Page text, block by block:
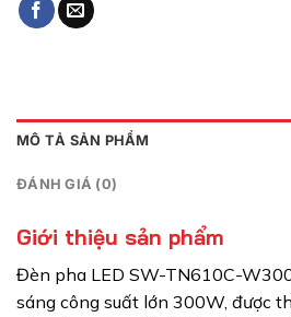
MÔ TẢ SẢN PHẨM
ĐÁNH GIÁ (0)
Giới thiệu sản phẩm
Đèn pha LED SW-TN610C-
sáng công suất lớn 300W, được